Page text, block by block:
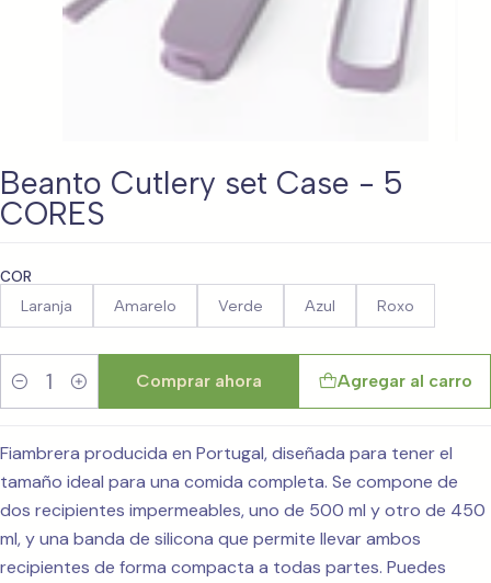
Beanto Cutlery set Case - 5
CORES
COR
Laranja Amarelo Verde Azul Roxo
Cantidad
Agregar al carro
Comprar ahora
Fiambrera producida en Portugal, diseñada para tener el
tamaño ideal para una comida completa. Se compone de
dos recipientes impermeables, uno de 500 ml y otro de 450
ml, y una banda de silicona que permite llevar ambos
recipientes de forma compacta a todas partes. Puedes